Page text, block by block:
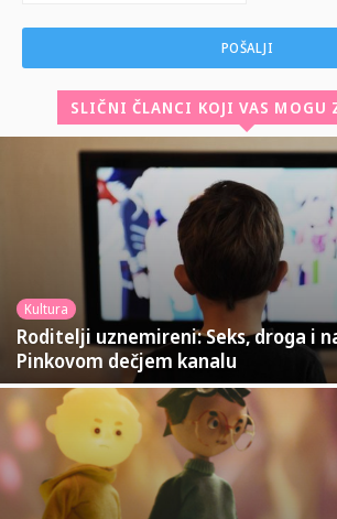
SLIČNI ČLANCI KOJI VAS
Kultura
Roditelji uznemireni: Seks, droga i
Pinkovom dečjem kanalu